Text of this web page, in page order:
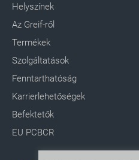
Helyszínek
Az Greif-ről
Termékek
Szolgáltatások
Fenntarthatóság
Karrierlehetőségek
Befektetők
EU PCBCR